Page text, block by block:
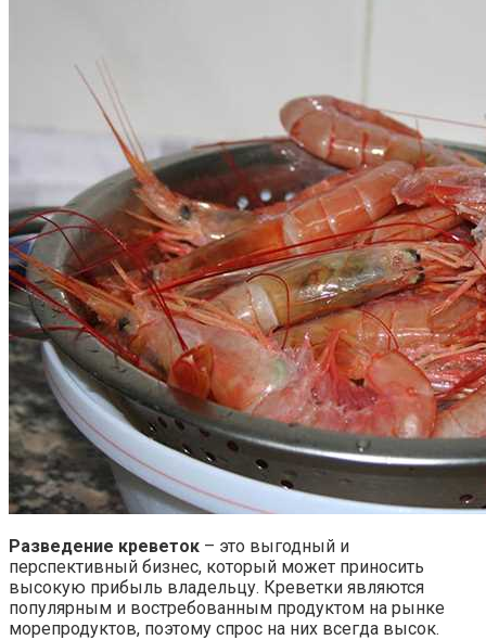
Разведение креветок – это выгодный и
перспективный бизнес, который может приносить
высокую прибыль владельцу. Креветки являются
популярным и востребованным продуктом на рынке
морепродуктов, поэтому спрос на них всегда высок.